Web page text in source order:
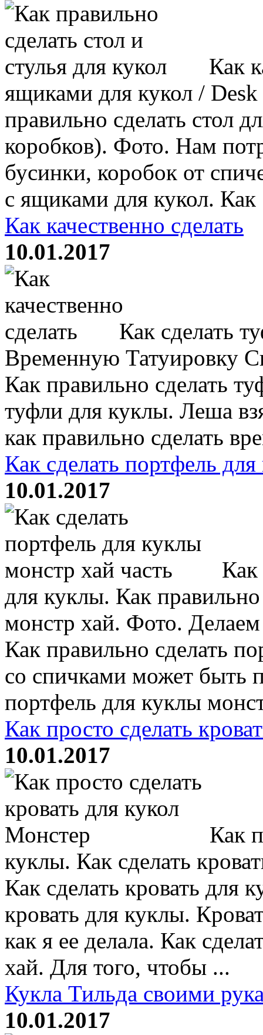
Как
ящиками для кукол /
правильно сделать стол
коробков). Фото. Нам
бусинки, коробок от
с ящиками для кукол. Как
Как качественно сделать
10.01.2017
Как сделать
Временную Татуировку
Как правильно сделать
туфли для куклы. Леша
как правильно сделать
Как сделать портфель
10.01.2017
Как
для куклы. Как
монстр хай. Фото.
Как правильно сделать
со спичками может быть
портфель для куклы
Как просто сделать
10.01.2017
Как
куклы. Как сделать
Как сделать кровать для
кровать для куклы.
как я ее делала. Как
хай. Для того, чтобы ...
Кукла Тильда своими
10.01.2017